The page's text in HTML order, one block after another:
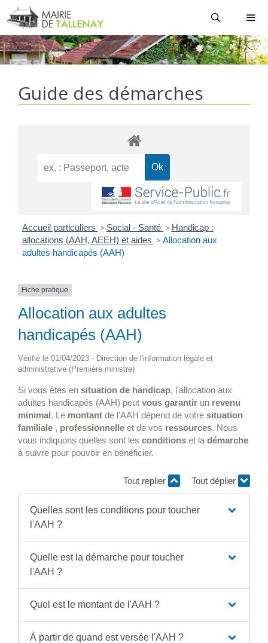
Aller
au
contenu
Guide des démarches
Accueil particuliers > Social - Santé > Handicap :
allocations (AAH, AEEH) et aides > Allocation aux
adultes handicapés (AAH)
Fiche pratique
Allocation aux adultes
handicapés (AAH)
Vérifié le 01/04/2023 - Direction de l'information légale et
administrative (Première ministre)
Si vous êtes en situation de handicap, l'allocation aux
adultes handicapés (AAH) peut vous garantir un revenu
minimal. Le montant de l'AAH dépend de votre situation
familiale , professionnelle et de vos ressources. Nous
vous indiquons quelles sont les conditions et la démarche
à suivre pour pouvoir en bénéficier.
Tout replier Tout déplier
Quelles sont les conditions pour toucher
l'AAH ?
Quelle est la démarche pour toucher
l'AAH ?
Quel est le montant de l'AAH ?
À partir de quand est versée l'AAH ?